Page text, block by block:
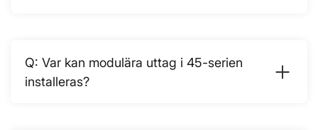
Var kan modulära uttag i 45-serien
installeras?